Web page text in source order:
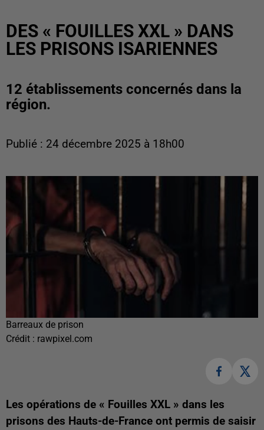
DES « FOUILLES XXL » DANS
LES PRISONS ISARIENNES
12 établissements concernés dans la
région.
Publié : 24 décembre 2025 à 18h00
Barreaux de prison
Crédit : rawpixel.com
Les opérations de « Fouilles XXL » dans les
prisons des Hauts-de-France ont permis de saisir